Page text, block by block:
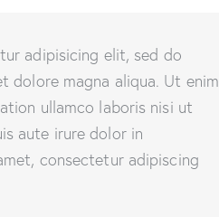
adipisicing elit, sed do
dolore magna aliqua. Ut enim
ullamco laboris nisi ut
aute irure dolor in
consectetur adipiscing